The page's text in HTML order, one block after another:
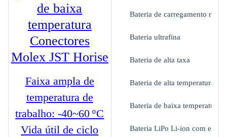
de baixa
temperatura
Conectores
Molex JST Horise
Faixa ampla de
temperatura de
trabalho: -40~60 °C
Vida útil de ciclo
Bateria de carregamento
Bateria ultrafina
Bateria de alta taxa
Bateria de alta temperatura
Bateria de baixa temperatura
Bateria LiPo Li-ion com estojo